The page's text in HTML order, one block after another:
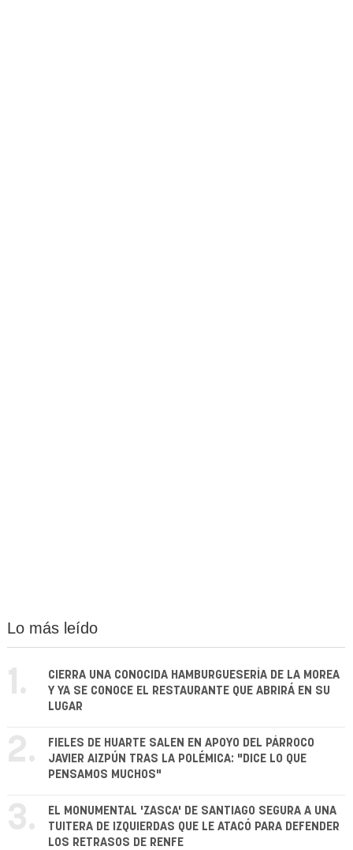
Lo más leído
1.
CIERRA UNA CONOCIDA HAMBURGUESERÍA DE LA MOREA
Y YA SE CONOCE EL RESTAURANTE QUE ABRIRÁ EN SU
LUGAR
2.
FIELES DE HUARTE SALEN EN APOYO DEL PÁRROCO
JAVIER AIZPÚN TRAS LA POLÉMICA: "DICE LO QUE
PENSAMOS MUCHOS"
3.
EL MONUMENTAL 'ZASCA' DE SANTIAGO SEGURA A UNA
TUITERA DE IZQUIERDAS QUE LE ATACÓ PARA DEFENDER
LOS RETRASOS DE RENFE